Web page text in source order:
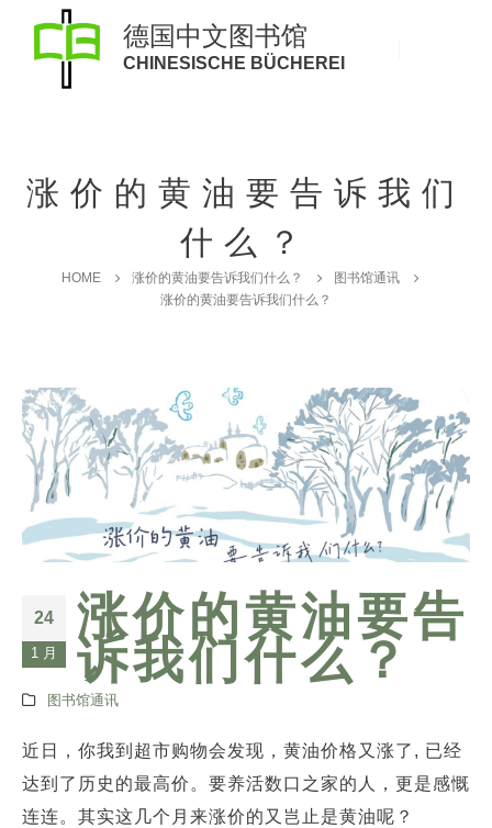
德国中文图书馆
CHINESISCHE BÜCHEREI
涨价的黄油要告诉我们
什么？
HOME 涨价的黄油要告诉我们什么？
图书馆通讯
涨价的黄油要告诉我们什么？
24
1 月
涨价的黄油要告
诉我们什么？
图书馆通讯
近日，你我到超市购物会发现，黄油价格又涨了, 已经
达到了历史的最高价。要养活数口之家的人，更是感慨
连连。其实这几个月来涨价的又岂止是黄油呢？